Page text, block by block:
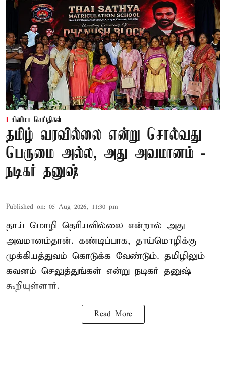
சினிமா செய்திகள்
தமிழ் வரவில்லை என்று சொல்வது
பெருமை அல்ல, அது அவமானம் -
நடிகர் தனுஷ்
Published on: 05 Aug 2026, 11:30 pm
தாய் மொழி தெரியவில்லை என்றால் அது
அவமானம்தான். கண்டிப்பாக, தாய்மொழிக்கு
முக்கியத்துவம் கொடுக்க வேண்டும். தமிழிலும்
கவனம் செலுத்துங்கள் என்று நடிகர் தனுஷ்
கூறியுள்ளார்.
Read More